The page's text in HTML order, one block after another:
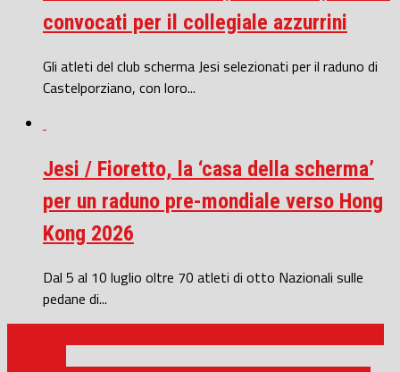
convocati per il collegiale azzurrini
Gli atleti del club scherma Jesi selezionati per il raduno di
Castelporziano, con loro...
Jesi / Fioretto, la ‘casa della scherma’
per un raduno pre-mondiale verso Hong
Kong 2026
Dal 5 al 10 luglio oltre 70 atleti di otto Nazionali sulle
pedane di...